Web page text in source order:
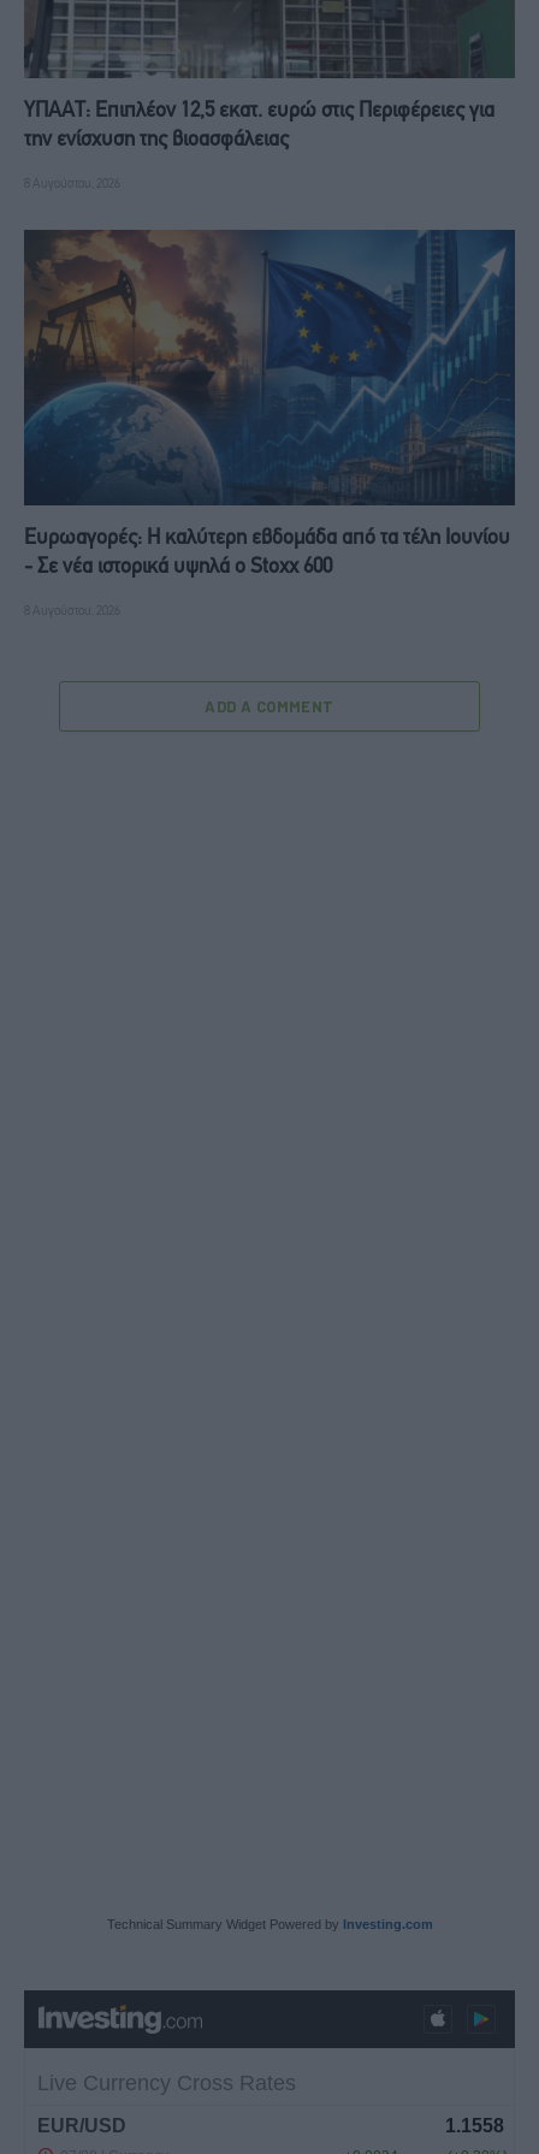
ΥΠΑΑΤ: Επιπλέον 12,5 εκατ. ευρώ στις Περιφέρειες για
την ενίσχυση της βιοασφάλειας
8 Αυγούστου, 2026
Ευρωαγορές: Η καλύτερη εβδομάδα από τα τέλη Ιουνίου
- Σε νέα ιστορικά υψηλά ο Stoxx 600
8 Αυγούστου, 2026
ADD A COMMENT
Technical Summary Widget Powered by Investing.com